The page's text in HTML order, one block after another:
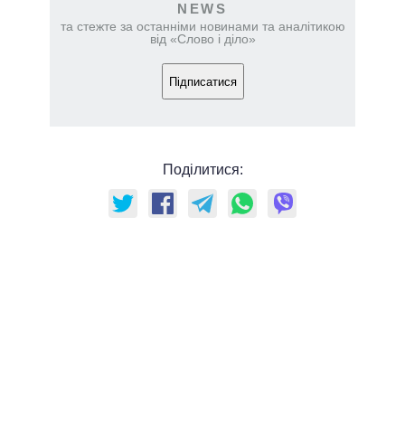
NEWS
та стежте за останніми новинами та аналітикою
від «Слово і діло»
Підписатися
Поділитися: